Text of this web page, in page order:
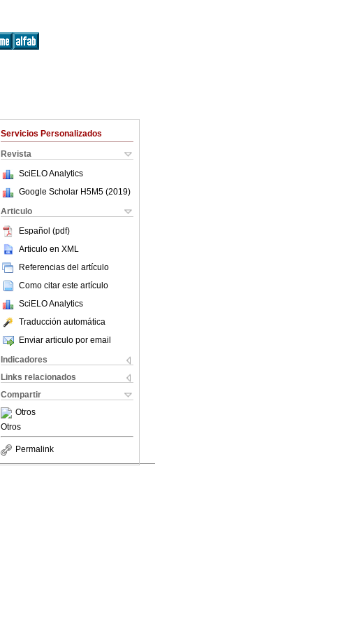
Servicios Personalizados
Revista
SciELO Analytics
Google Scholar H5M5 (2019)
Articulo
Español (pdf)
Articulo en XML
Referencias del artículo
Como citar este artículo
SciELO Analytics
Traducción automática
Enviar articulo por email
Indicadores
Links relacionados
Compartir
Otros
Otros
Permalink